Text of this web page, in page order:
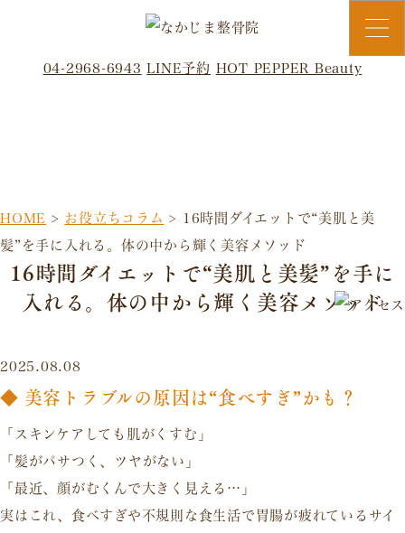
04-2968-6943 LINE予約 HOT PEPPER Beauty
HOME > お役立ちコラム > 16時間ダイエットで“美肌と美
髪”を手に入れる。体の中から輝く美容メソッド
16時間ダイエットで“美肌と美髪”を手に
入れる。体の中から輝く美容メソッド
2025.08.08
◆ 美容トラブルの原因は“食べすぎ”かも？
「スキンケアしても肌がくすむ」
「髪がパサつく、ツヤがない」
「最近、顔がむくんで大きく見える…」
実はこれ、 食べすぎや不規則な食生活で胃腸が疲れているサイ